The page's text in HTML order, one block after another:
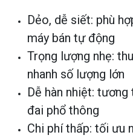
Dẻo, dễ siết: phù
máy bán tự động
Trọng lượng nhẹ:
nhanh số lượng lớn
Dễ hàn nhiệt:
đai phổ thông
Chi phí thấp: tối ưu